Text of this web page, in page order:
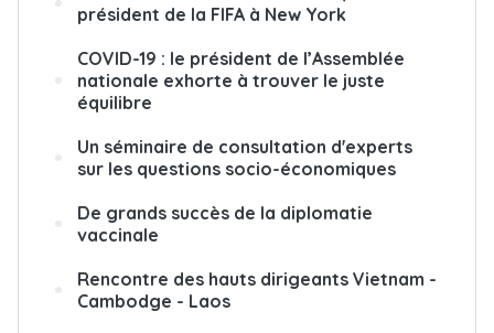
président de la FIFA à New York
COVID-19 : le président de l’Assemblée
nationale exhorte à trouver le juste
équilibre
Un séminaire de consultation d'experts
sur les questions socio-économiques
De grands succès de la diplomatie
vaccinale
Rencontre des hauts dirigeants Vietnam -
Cambodge - Laos